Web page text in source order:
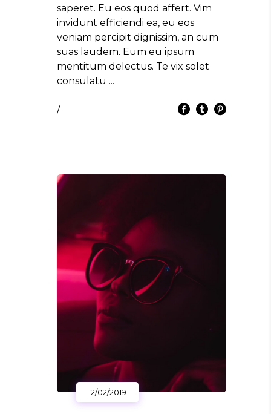
saperet. Eu eos quod affert. Vim
invidunt efficiendi ea, eu eos
veniam percipit dignissim, an cum
suas laudem. Eum eu ipsum
mentitum delectus. Te vix solet
consulatu
/
12/02/2019